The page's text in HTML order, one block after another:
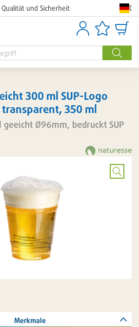
und Sicherheit
Suche
AnmeldenArtikellisten
300 ml SUP-Logo
350 ml
geeicht Ø96mm, bedruckt SUP
Bild
Merkmale